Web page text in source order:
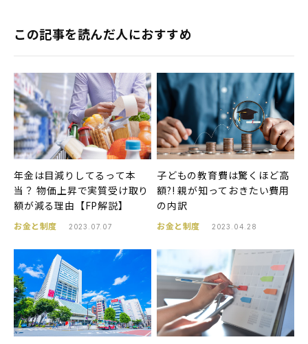
この記事を読んだ人におすすめ
年金は目減りしてるって本
当？ 物価上昇で実質受け取り
額が減る理由【FP解説】
お金と制度 2023.07.07
子どもの教育費は驚くほど高
額?! 親が知っておきたい費用
の内訳
お金と制度 2023.04.28